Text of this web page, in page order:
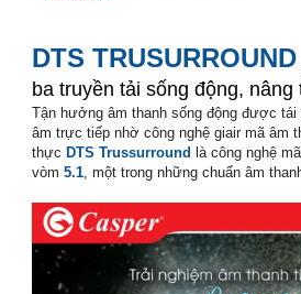
DTS TRUSURROUND
ba truyền tải sống động, nâng
Tận hưởng âm thanh sống động được tái
âm trực tiếp nhờ công nghệ giair mã âm
thực DTS Trussurround là công nghệ
vòm 5.1, một trong những chuẩn âm